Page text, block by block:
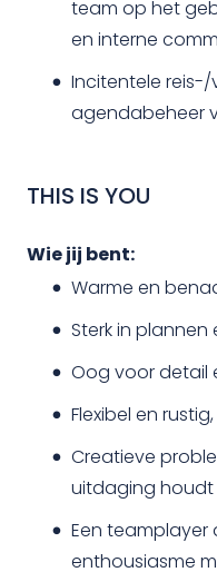
team op het
en interne
Incitentele
agendabeheer
THIS IS YOU
Wie jij bent:
Warme en
Sterk in plannen
Oog voor detail
Flexibel en
Creatieve
uitdaging houdt
Een teamplayer
enthousiasme